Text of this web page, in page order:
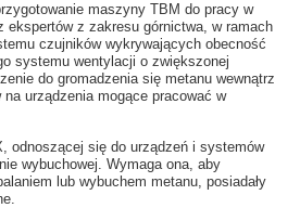
maszyny TBM do pracy w
ekspertów z zakresu górnictwa, w ramach
czujników wykrywających obecność
systemu wentylacji o zwiększonej
do gromadzenia się metanu wewnątrz
urządzenia mogące pracować w
odnoszącej się do urządzeń i systemów
wybuchowej. Wymaga ona, aby
lub wybuchem metanu, posiadały